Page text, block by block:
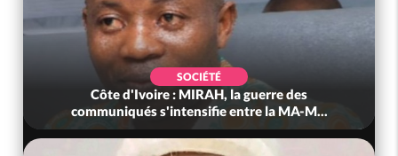
SOCIÉTÉ
Côte d'Ivoire : MIRAH, la guerre des
communiqués s'intensifie entre la MA-M...